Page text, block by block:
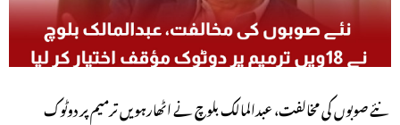
نئے صوبوں کی مخالفت، عبدالمالک بلوچ نے اٹھارہویں ترمیم پر دوٹوک